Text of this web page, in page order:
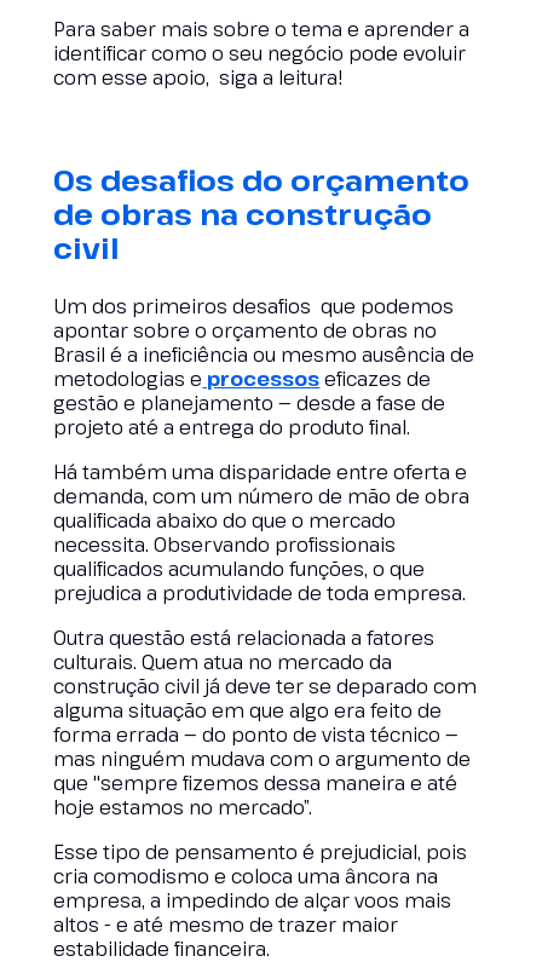
Para saber mais sobre o tema e aprender a
identificar como o seu negócio pode evoluir
com esse apoio, siga a leitura!
Os desafios do orçamento
de obras na construção
civil
Um dos primeiros desafios que podemos
apontar sobre o orçamento de obras no
Brasil é a ineficiência ou mesmo ausência de
metodologias e processoseficazes de
gestão e planejamento — desde a fase de
projeto até a entrega do produto final.
Há também uma disparidade entre oferta e
demanda, com um número de mão de obra
qualificada abaixo do que o mercado
necessita. Observando profissionais
qualificados acumulando funções, o que
prejudica a produtividade de toda empresa.
Outra questão está relacionada a fatores
culturais. Quem atua no mercado da
construção civil já deve ter se deparado com
alguma situação em que algo era feito de
forma errada — do ponto de vista técnico —
mas ninguém mudava com o argumento de
que "sempre fizemos dessa maneira e até
hoje estamos no mercado”.
Esse tipo de pensamento é prejudicial, pois
cria comodismo e coloca uma âncora na
empresa, a impedindo de alçar voos mais
altos - e até mesmo de trazer maior
estabilidade financeira.